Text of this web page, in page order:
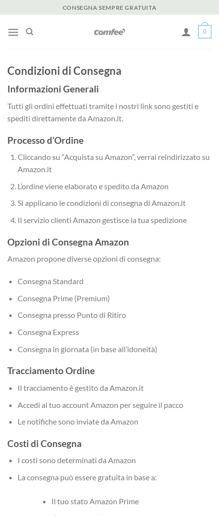
ai
contenuti
CONSEGNA SEMPRE GRATUITA
0
Condizioni di Consegna
Informazioni Generali
Tutti gli ordini effettuati tramite i nostri link sono gestiti e
spediti direttamente da Amazon.it.
Processo d’Ordine
Cliccando su “Acquista su Amazon”, verrai reindirizzato su
Amazon.it
L’ordine viene elaborato e spedito da Amazon
Si applicano le condizioni di consegna di Amazon.it
Il servizio clienti Amazon gestisce la tua spedizione
Opzioni di Consegna Amazon
Amazon propone diverse opzioni di consegna:
Consegna Standard
Consegna Prime (Premium)
Consegna presso Punto di Ritiro
Consegna Express
Consegna in giornata (in base all’idoneità)
Tracciamento Ordine
Il tracciamento è gestito da Amazon.it
Accedi al tuo account Amazon per seguire il pacco
Le notifiche sono inviate da Amazon
Costi di Consegna
I costi sono determinati da Amazon
La consegna può essere gratuita in base a:
Il tuo stato Amazon Prime